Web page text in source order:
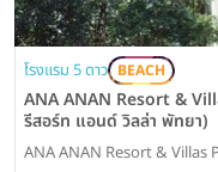
โรงแรม 5 ดาว BEACH
ANA ANAN Resort &
รีสอร์ท แอนด์ วิลล่า พัทยา)
ANA ANAN Resort &